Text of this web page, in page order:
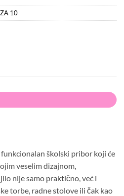
10
školski pribor koji će
veselim dizajnom,
nije samo praktično, već i
torbe, radne stolove ili čak kao